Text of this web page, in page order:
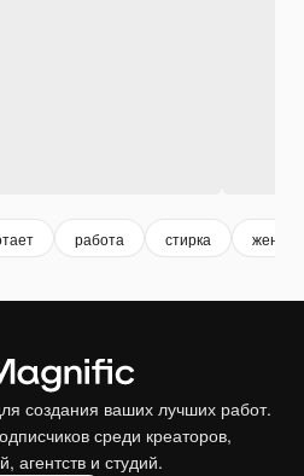
работа стирка
создания ваших лучших работ.
среди креаторов,
агентств и студий.